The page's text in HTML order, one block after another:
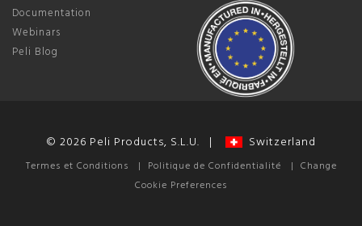
Documentation
Webinars
Peli Blog
© 2026 Peli Products, S.L.U. | Switzerland
Termes et Conditions | Politique de Confidentialité | Change
Cookie Preferences